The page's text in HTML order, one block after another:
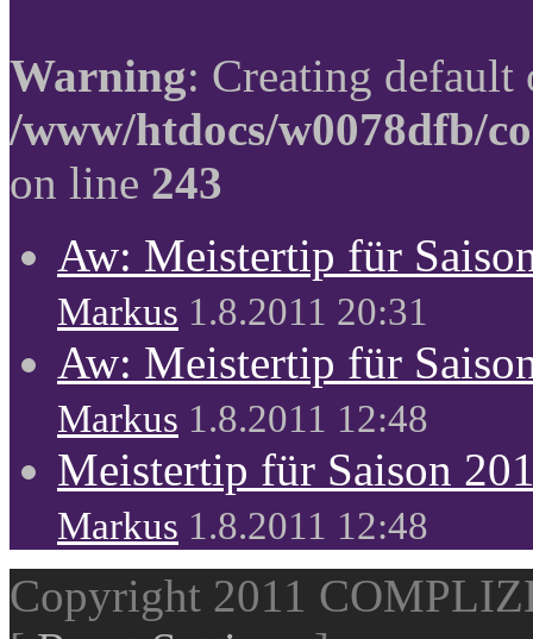
Warning: Creating
/www/htdocs/w0078dfb/
on line 243
Aw: Meistertip für
Markus 1.8.2011 20:31
Aw: Meistertip für
Markus 1.8.2011 12:48
Meistertip für Saison
Markus 1.8.2011 12:48
Copyright 2011